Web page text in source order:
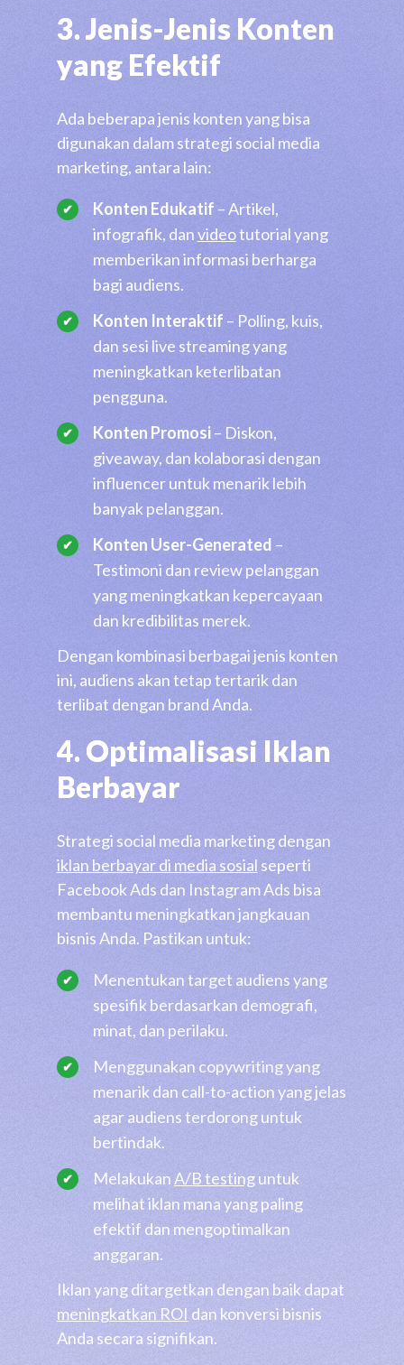
3. Jenis-Jenis Konten
yang Efektif
Ada beberapa jenis konten yang bisa
digunakan dalam strategi social media
marketing, antara lain:
Konten Edukatif – Artikel,
infografik, danvideotutorial yang
memberikan informasi berharga
bagi audiens.
Konten Interaktif – Polling, kuis,
dan sesi live streaming yang
meningkatkan keterlibatan
pengguna.
Konten Promosi– Diskon,
giveaway, dan kolaborasi dengan
influencer untuk menarik lebih
banyak pelanggan.
Konten User-Generated –
Testimoni dan review pelanggan
yang meningkatkan kepercayaan
dan kredibilitas merek.
Dengan kombinasi berbagai jenis konten
ini, audiens akan tetap tertarik dan
terlibat dengan brand Anda.
4. Optimalisasi Iklan
Berbayar
Strategi social media marketing dengan
iklan berbayar di media sosial seperti
Facebook Ads dan Instagram Ads bisa
membantu meningkatkan jangkauan
bisnis Anda. Pastikan untuk:
Menentukan target audiens yang
spesifik berdasarkan demografi,
minat, dan perilaku.
Menggunakan copywriting yang
menarik dan call-to-action yang jelas
agar audiens terdorong untuk
bertindak.
MelakukanA/B testinguntuk
melihat iklan mana yang paling
efektif dan mengoptimalkan
anggaran.
Iklan yang ditargetkan dengan baik dapat
meningkatkan ROI dan konversi bisnis
Anda secara signifikan.